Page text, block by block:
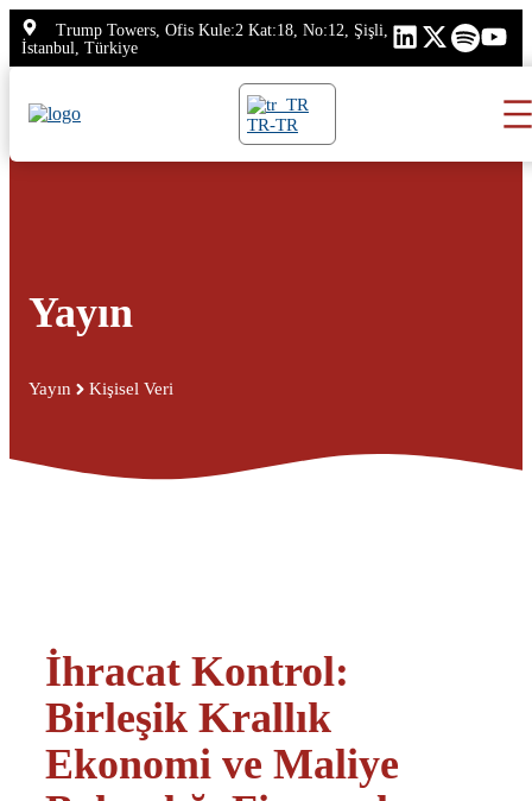
İçeriğe
atla
Trump Towers, Ofis Kule:2 Kat:18, No:12, Şişli,
İstanbul, Türkiye
TR-TR
Yayın
Yayın Kişisel Veri
İhracat Kontrol:
Birleşik Krallık
Ekonomi ve Maliye